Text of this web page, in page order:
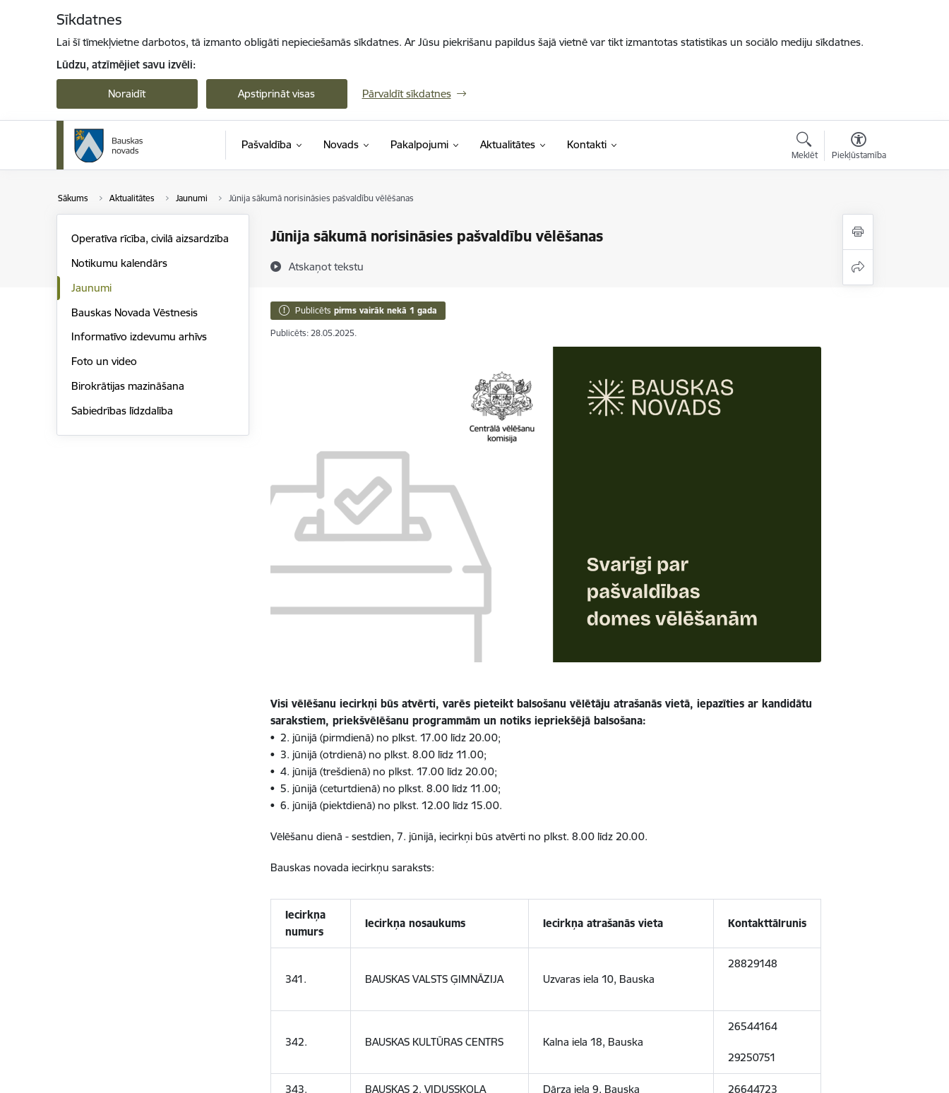
Sīkdatnes
Lai šī tīmekļvietne darbotos, tā izmanto obligāti nepieciešamās sīkdatnes. Ar Jūsu piekrišanu papildus šajā vietnē var tikt izmantotas statistikas un sociālo mediju sīkdatnes.
Lūdzu, atzīmējiet savu izvēli:
Noraidīt Apstiprināt visas Pārvaldīt sīkdatnes
Pašvaldība Novads Pakalpojumi Aktualitātes Kontakti
Meklēt Piekļūstamība
Sākums Aktualitātes Jaunumi Jūnija sākumā norisināsies pašvaldību vēlēšanas
Jūnija sākumā norisināsies pašvaldību vēlēšanas
Atskaņot tekstu
Operatīva rīcība, civilā aizsardzība
Notikumu kalendārs
Jaunumi
Bauskas Novada Vēstnesis
Informatīvo izdevumu arhīvs
Foto un video
Birokrātijas mazināšana
Sabiedrības līdzdalība
Publicēts pirms vairāk nekā 1 gada
Publicēts: 28.05.2025.
Visi vēlēšanu iecirkņi būs atvērti, varēs pieteikt balsošanu vēlētāju atrašanās vietā, iepazīties ar kandidātu
sarakstiem, priekšvēlēšanu programmām un notiks iepriekšējā balsošana:
• 2. jūnijā (pirmdienā) no plkst. 17.00 līdz 20.00;
• 3. jūnijā (otrdienā) no plkst. 8.00 līdz 11.00;
• 4. jūnijā (trešdienā) no plkst. 17.00 līdz 20.00;
• 5. jūnijā (ceturtdienā) no plkst. 8.00 līdz 11.00;
• 6. jūnijā (piektdienā) no plkst. 12.00 līdz 15.00.
Vēlēšanu dienā - sestdien, 7. jūnijā, iecirkņi būs atvērti no plkst. 8.00 līdz 20.00.
Bauskas novada iecirkņu saraksts:
Iecirkņa
numurs
Iecirkņa nosaukums Iecirkņa atrašanās vieta Kontakttālrunis
341. BAUSKAS VALSTS ĢIMNĀZIJA Uzvaras iela 10, Bauska
28829148
342. BAUSKAS KULTŪRAS CENTRS Kalna iela 18, Bauska
26544164
29250751
343. BAUSKAS 2. VIDUSSKOLA Dārza iela 9, Bauska 26644723